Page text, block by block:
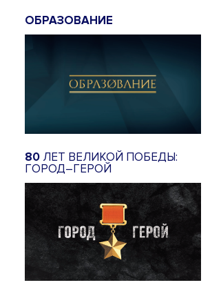
ОБРАЗОВАНИЕ
80 ЛЕТ ВЕЛИКОЙ ПОБЕДЫ:
ГОРОД–ГЕРОЙ